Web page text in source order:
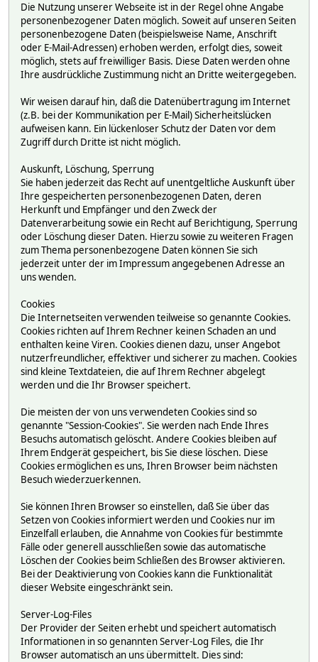
Die Nutzung unserer Webseite ist in der Regel ohne Angabe
personenbezogener Daten möglich. Soweit auf unseren Seiten
personenbezogene Daten (beispielsweise Name, Anschrift
oder E-Mail-Adressen) erhoben werden, erfolgt dies, soweit
möglich, stets auf freiwilliger Basis. Diese Daten werden ohne
Ihre ausdrückliche Zustimmung nicht an Dritte weitergegeben.
Wir weisen darauf hin, daß die Datenübertragung im Internet
(z.B. bei der Kommunikation per E-Mail) Sicherheitslücken
aufweisen kann. Ein lückenloser Schutz der Daten vor dem
Zugriff durch Dritte ist nicht möglich.
Auskunft, Löschung, Sperrung
Sie haben jederzeit das Recht auf unentgeltliche Auskunft über
Ihre gespeicherten personenbezogenen Daten, deren
Herkunft und Empfänger und den Zweck der
Datenverarbeitung sowie ein Recht auf Berichtigung, Sperrung
oder Löschung dieser Daten. Hierzu sowie zu weiteren Fragen
zum Thema personenbezogene Daten können Sie sich
jederzeit unter der im Impressum angegebenen Adresse an
uns wenden.
Cookies
Die Internetseiten verwenden teilweise so genannte Cookies.
Cookies richten auf Ihrem Rechner keinen Schaden an und
enthalten keine Viren. Cookies dienen dazu, unser Angebot
nutzerfreundlicher, effektiver und sicherer zu machen. Cookies
sind kleine Textdateien, die auf Ihrem Rechner abgelegt
werden und die Ihr Browser speichert.
Die meisten der von uns verwendeten Cookies sind so
genannte "Session-Cookies". Sie werden nach Ende Ihres
Besuchs automatisch gelöscht. Andere Cookies bleiben auf
Ihrem Endgerät gespeichert, bis Sie diese löschen. Diese
Cookies ermöglichen es uns, Ihren Browser beim nächsten
Besuch wiederzuerkennen.
Sie können Ihren Browser so einstellen, daß Sie über das
Setzen von Cookies informiert werden und Cookies nur im
Einzelfall erlauben, die Annahme von Cookies für bestimmte
Fälle oder generell ausschließen sowie das automatische
Löschen der Cookies beim Schließen des Browser aktivieren.
Bei der Deaktivierung von Cookies kann die Funktionalität
dieser Website eingeschränkt sein.
Server-Log-Files
Der Provider der Seiten erhebt und speichert automatisch
Informationen in so genannten Server-Log Files, die Ihr
Browser automatisch an uns übermittelt. Dies sind: